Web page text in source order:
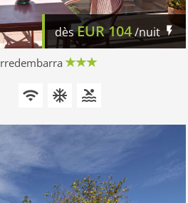
dèsEUR104/nuit